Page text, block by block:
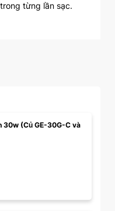
từng lần sạc.
30w (Củ GE-30G-C và